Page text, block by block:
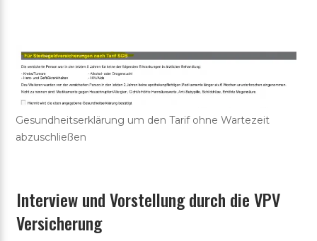
Gesundheitserklärung um den Tarif ohne Wartezeit
abzuschließen
Interview und Vorstellung durch die VPV
Versicherung